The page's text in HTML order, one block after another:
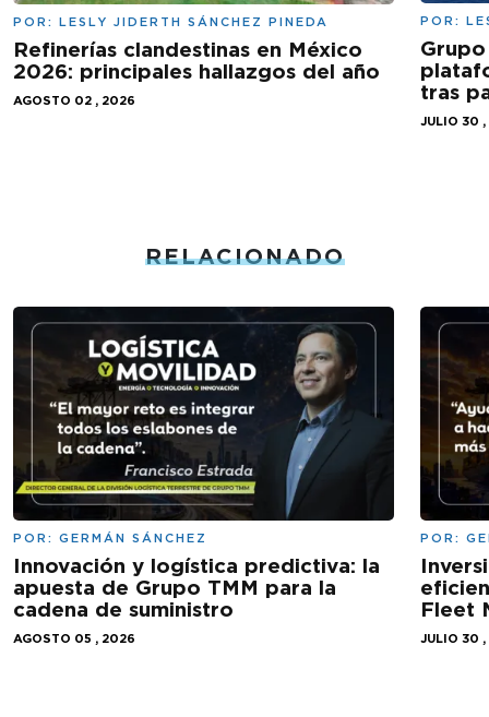
POR: LESLY JIDERTH SÁNCHEZ PINEDA
Refinerías clandestinas en México
2026: principales hallazgos del año
AGOSTO 02 , 2026
POR:
tras
JULIO 30
RELACIONADO
POR: GERMÁN SÁNCHEZ
Innovación y logística predictiva: la
apuesta de Grupo TMM para la
cadena de suministro
AGOSTO 05 , 2026
POR:
Fleet
JULIO 30